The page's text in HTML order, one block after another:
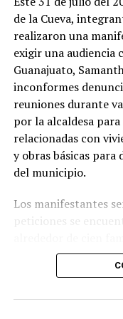
de la Cueva,
realizaron una
exigir una audiencia
Guanajuato,
inconformes
reuniones durante
por la alcaldesa
relacionadas con
y obras básicas
del municipio.
Los manifestantes
peticiones se
vivienda digna, así
agua potable en la